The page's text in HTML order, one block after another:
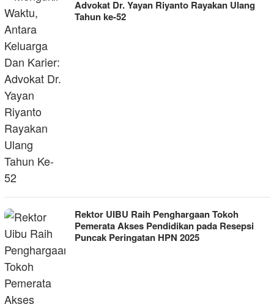
Advokat Dr. Yayan Riyanto Rayakan Ulang
Tahun ke-52
Rektor UIBU Raih Penghargaan Tokoh
Pemerata Akses Pendidikan pada Resepsi
Puncak Peringatan HPN 2025